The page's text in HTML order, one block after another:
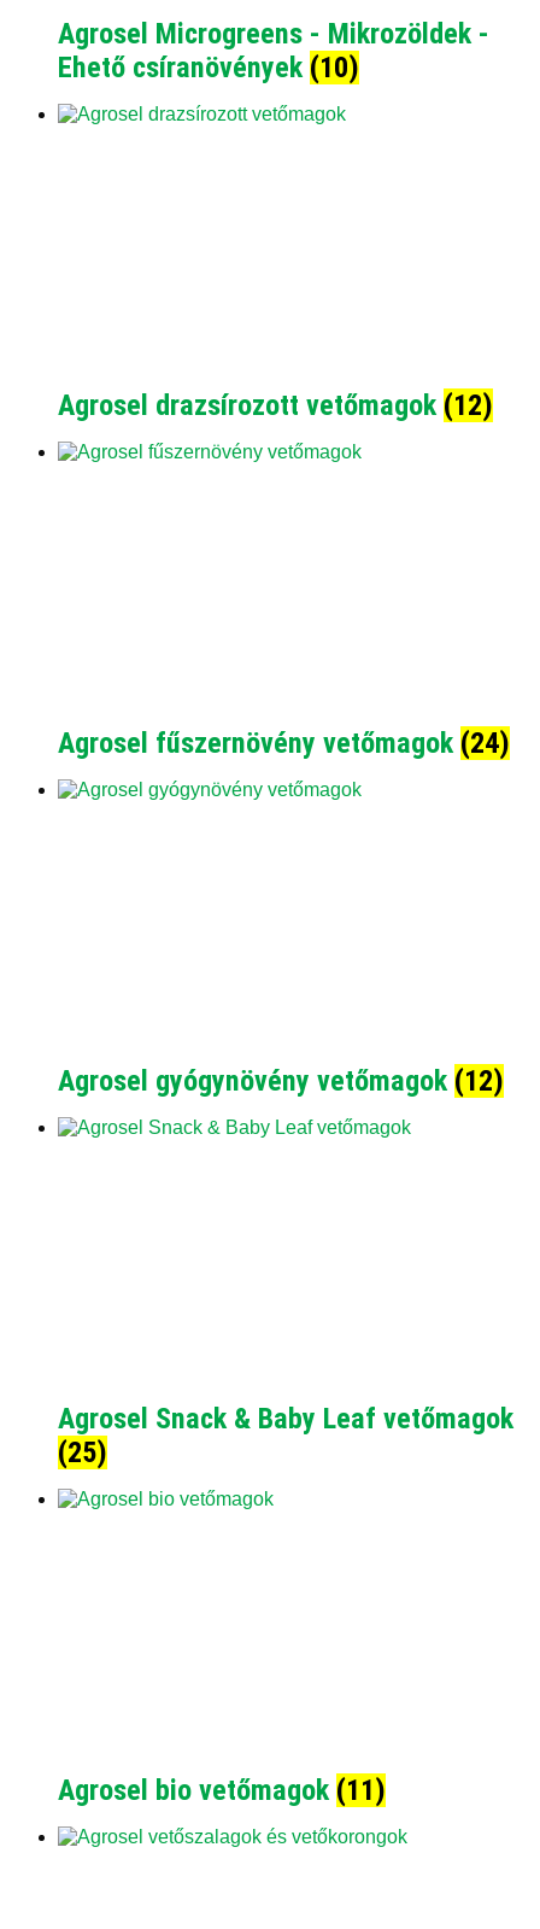
Agrosel Microgreens - Mikrozöldek -
Ehető csíranövények (10)
Agrosel drazsírozott vetőmagok (12)
Agrosel fűszernövény vetőmagok (24)
Agrosel gyógynövény vetőmagok (12)
Agrosel Snack & Baby Leaf vetőmagok
(25)
Agrosel bio vetőmagok (11)